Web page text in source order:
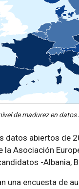
de madurez en
datos abiertos de
la Asociación
-Albania,
una encuesta de